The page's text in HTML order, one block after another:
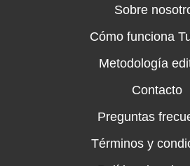
Sobre
Cómo funciona
Metodología
Contacto
Preguntas
Términos y